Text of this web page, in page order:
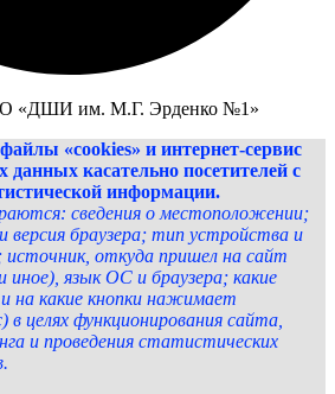
«ДШИ им. М.Г. Эрденко №1»
«cookies» и интернет-сервис
данных касательно посетителей с
информации.
сведения о местоположении;
браузера; тип устройства и
источник, откуда пришел на сайт
иное), язык ОС и браузера; какие
на какие кнопки нажимает
в целях функционирования сайта,
и проведения статистических